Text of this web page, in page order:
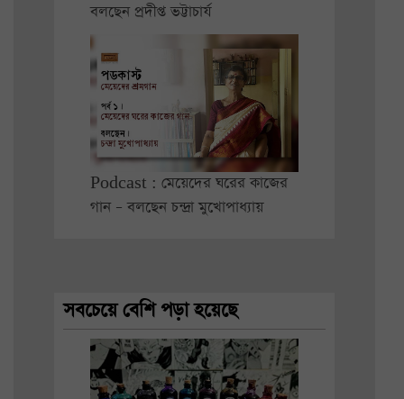
বলছেন প্রদীপ্ত ভট্টাচার্য
Podcast : মেয়েদের ঘরের কাজের
গান – বলছেন চন্দ্রা মুখোপাধ্যায়
সবচেয়ে বেশি পড়া হয়েছে